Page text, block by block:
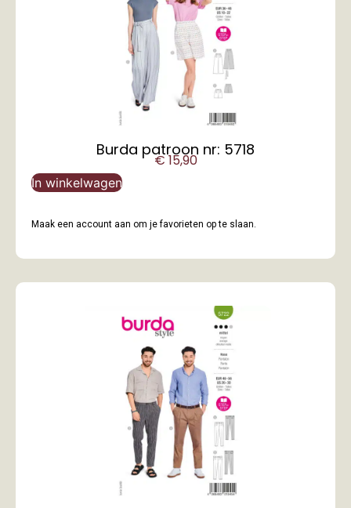
Burda patroon nr: 5718
€15,90
In winkelwagen
Maak een account aan om je favorieten op te slaan.